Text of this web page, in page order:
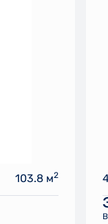
103.8 м2